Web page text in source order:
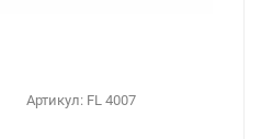
Артикул: FL 4007